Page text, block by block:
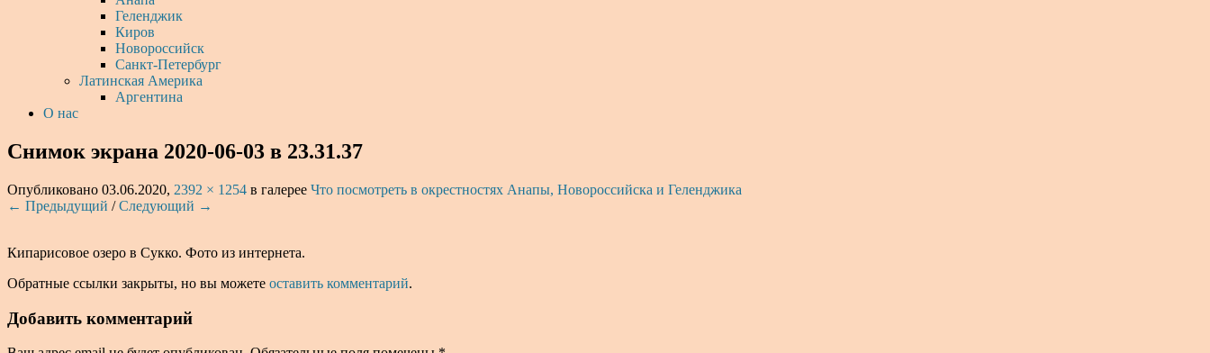
Геленджик
Киров
Новороссийск
Санкт-Петербург
Латинская Америка
Аргентина
О нас
Снимок экрана 2020-06-03 в 23.31.37
Опубликовано 03.06.2020, 2392 × 1254 в галерее Что посмотреть в окрестностях Анапы, Новороссийска и Геленджика
← Предыдущий /Следующий →
Кипарисовое озеро в Сукко. Фото из интернета.
Обратные ссылки закрыты, но вы можете оставить комментарий.
Добавить комментарий